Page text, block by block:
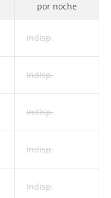
por noche
Indisp.
Indisp.
Indisp.
Indisp.
Indisp.